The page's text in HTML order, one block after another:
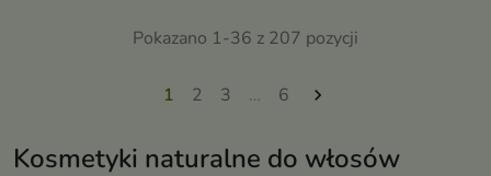
Kosmetyki naturalne do włosów
blask
Pokazano 1-36 z 207 pozycji
1 2 3 … 6 